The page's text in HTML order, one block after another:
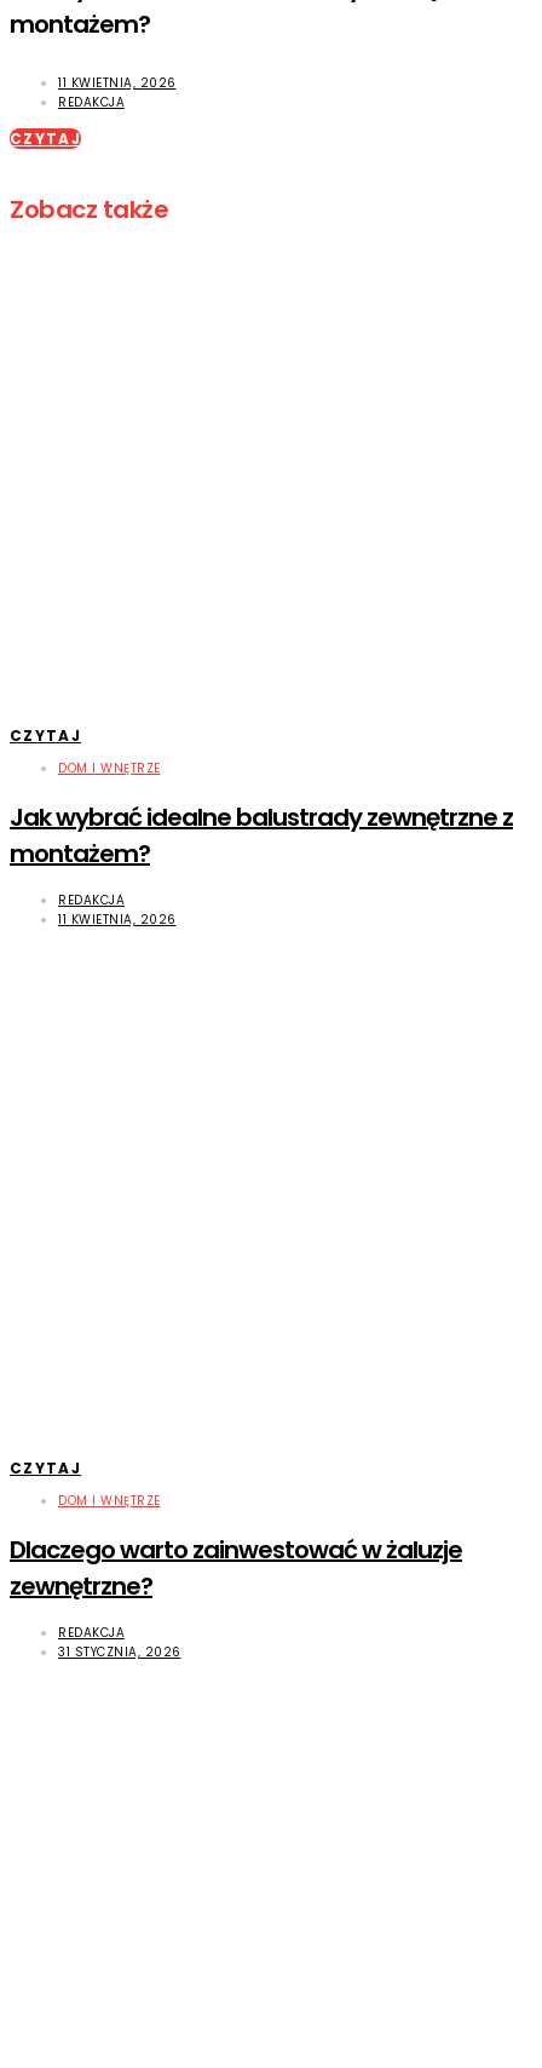
montażem?
11 KWIETNIA, 2026
REDAKCJA
CZYTAJ
Zobacz także
CZYTAJ
DOM I WNĘTRZE
Jak wybrać idealne balustrady zewnętrzne z
montażem?
REDAKCJA
11 KWIETNIA, 2026
CZYTAJ
DOM I WNĘTRZE
Dlaczego warto zainwestować w żaluzje
zewnętrzne?
REDAKCJA
31 STYCZNIA, 2026